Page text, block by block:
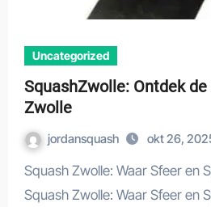
Uncategorized
SquashZwolle: Ontdek
Zwolle
jordansquash okt 26,
Squash Zwolle: Waar Sfeer en Sport Samenkomen
Squash Zwolle: Waar Sfeer en